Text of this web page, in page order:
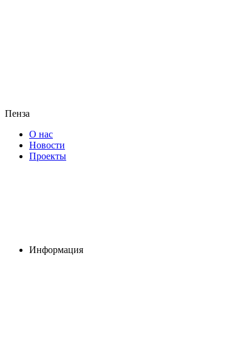
Пенза
О нас
Новости
Проекты
Информация